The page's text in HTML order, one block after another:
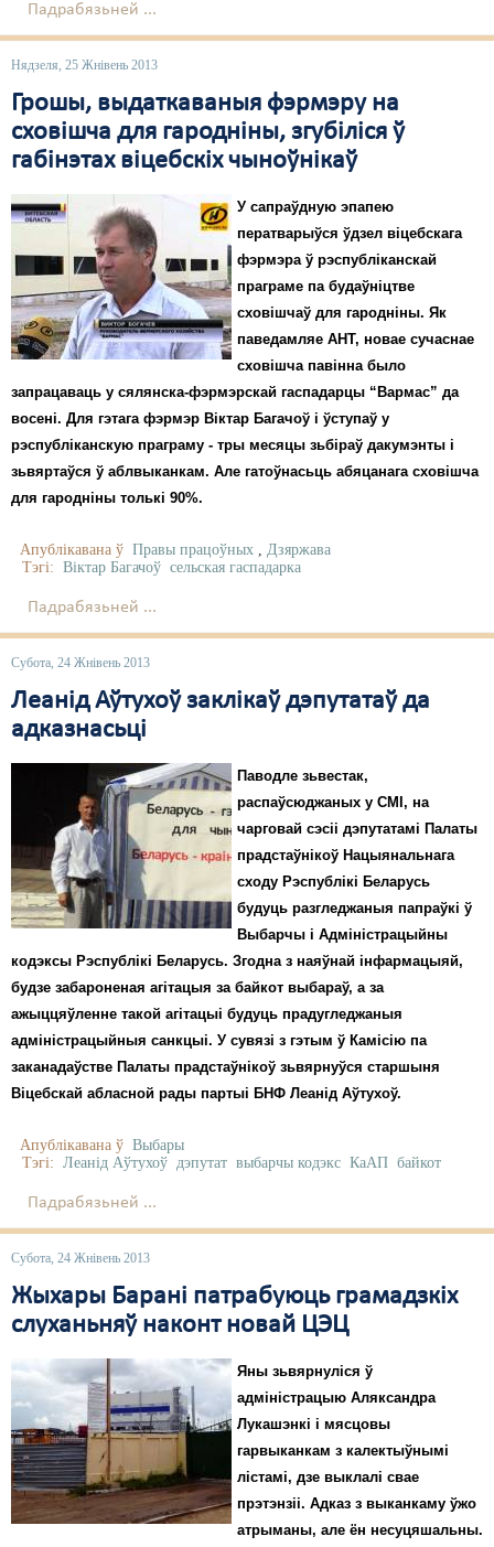
Падрабязьней ...
Нядзеля, 25 Жнівень 2013
Грошы, выдаткаваныя фэрмэру на
сховішча для гародніны, згубіліся ў
габінэтах віцебскіх чыноўнікаў
У сапраўдную эпапею
ператварыўся ўдзел віцебскага
фэрмэра ў рэспубліканскай
праграме па будаўніцтве
сховішчаў для гародніны. Як
паведамляе АНТ, новае сучаснае
сховішча павінна было
запрацаваць у сялянска-фэрмэрскай гаспадарцы “Вармас” да
восені. Для гэтага фэрмэр Віктар Багачоў і ўступаў у
рэспубліканскую праграму - тры месяцы зьбіраў дакумэнты і
зьвяртаўся ў аблвыканкам. Але гатоўнасьць абяцанага сховішча
для гародніны толькі 90%.
Апублікавана ў Правы працоўных , Дзяржава
Тэгі: Віктар Багачоў сельская гаспадарка
Падрабязьней ...
Субота, 24 Жнівень 2013
Леанід Аўтухоў заклікаў дэпутатаў да
адказнасьці
Паводле зьвестак,
распаўсюджаных у СМІ, на
чарговай сэсіі дэпутатамі Палаты
прадстаўнікоў Нацыянальнага
сходу Рэспублікі Беларусь
будуць разгледжаныя папраўкі ў
Выбарчы і Адміністрацыйны
кодэксы Рэспублікі Беларусь. Згодна з наяўнай інфармацыяй,
будзе забароненая агітацыя за байкот выбараў, а за
ажыццяўленне такой агітацыі будуць прадугледжаныя
адміністрацыйныя санкцыі. У сувязі з гэтым ў Камісію па
заканадаўстве Палаты прадстаўнікоў зьвярнуўся старшыня
Віцебскай абласной рады партыі БНФ Леанід Аўтухоў.
Апублікавана ў Выбары
Тэгі: Леанід Аўтухоў дэпутат выбарчы кодэкс КаАП байкот
Падрабязьней ...
Субота, 24 Жнівень 2013
Жыхары Барані патрабуюць грамадзкіх
слуханьняў наконт новай ЦЭЦ
Яны зьвярнуліся ў
адміністрацыю Аляксандра
Лукашэнкі і мясцовы
гарвыканкам з калектыўнымі
лістамі, дзе выклалі свае
прэтэнзіі. Адказ з выканкаму ўжо
атрыманы, але ён несуцяшальны.